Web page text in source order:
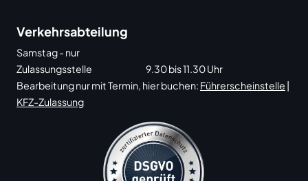
Verkehrsabteilung
Samstag - nur
Zulassungsstelle
9.30 bis 11.30 Uhr
Bearbeitung nur mit Termin, hier buchen: Führerscheinstelle |
KFZ-Zulassung